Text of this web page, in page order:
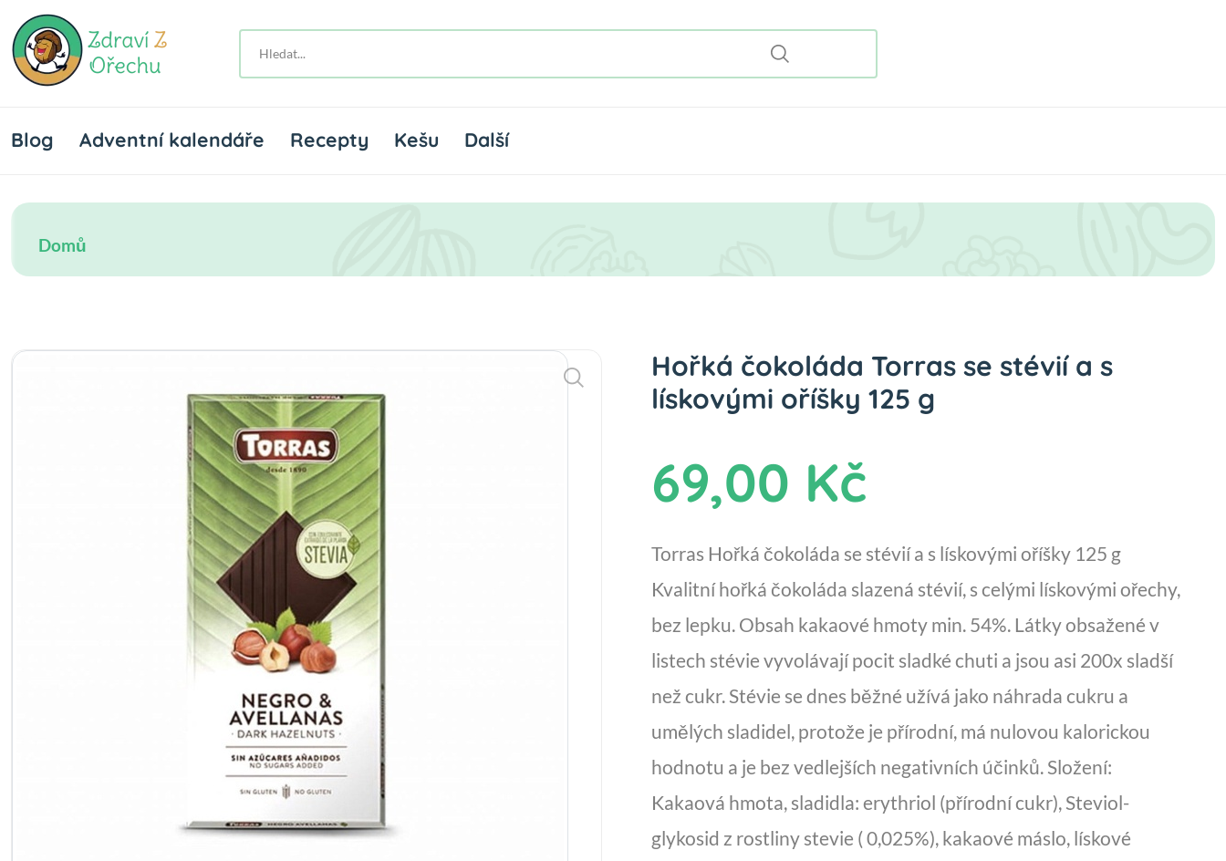
Blog Adventní kalendáře Recepty Kešu Další
Domů
Hořká čokoláda Torras se stévií a s
lískovými oříšky 125 g
69,00 Kč
Torras Hořká čokoláda se stévií a s lískovými oříšky 125 g
Kvalitní hořká čokoláda slazená stévií, s celými lískovými ořechy,
bez lepku. Obsah kakaové hmoty min. 54%. Látky obsažené v
listech stévie vyvolávají pocit sladké chuti a jsou asi 200x sladší
než cukr. Stévie se dnes běžné užívá jako náhrada cukru a
umělých sladidel, protože je přírodní, má nulovou kalorickou
hodnotu a je bez vedlejších negativních účinků. Složení:
Kakaová hmota, sladidla: erythriol (přírodní cukr), Steviol-
glykosid z rostliny stevie ( 0,025%), kakaové máslo, lískové